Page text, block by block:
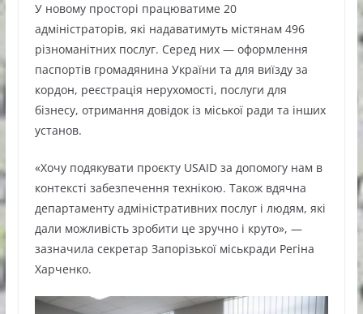
У новому просторі працюватиме 20
адміністраторів, які надаватимуть містянам 496
різноманітних послуг. Серед них — оформлення
паспортів громадянина України та для виїзду за
кордон, реєстрація нерухомості, послуги для
бізнесу, отримання довідок із міської ради та інших
установ.
«Хочу подякувати проєкту USAID за допомогу нам в
контексті забезпечення технікою. Також вдячна
департаменту адміністративних послуг і людям, які
дали можливість зробити це зручно і круто», —
зазначила секретар Запорізької міськради Регіна
Харченко.